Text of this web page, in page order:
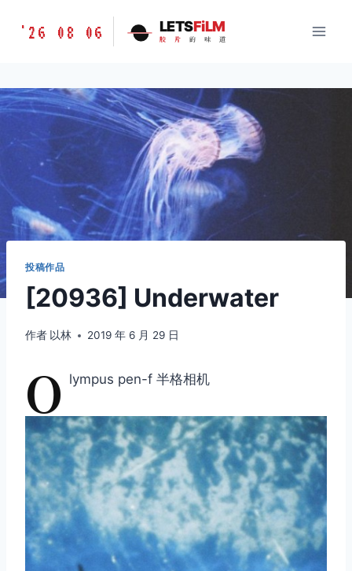
胶
味
道
LETSFILM
'26 08 06 LETSFiLM
胶 片 的 味 道
投稿作品
[20936] Underwater
作者 以林 2019 年 6 月 29 日
O lympus pen-f 半格相机